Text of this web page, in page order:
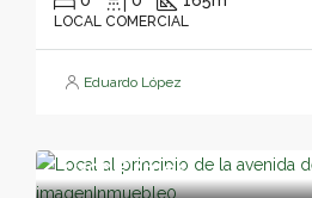
LOCAL COMERCIAL
Eduardo López
1,200€/mes